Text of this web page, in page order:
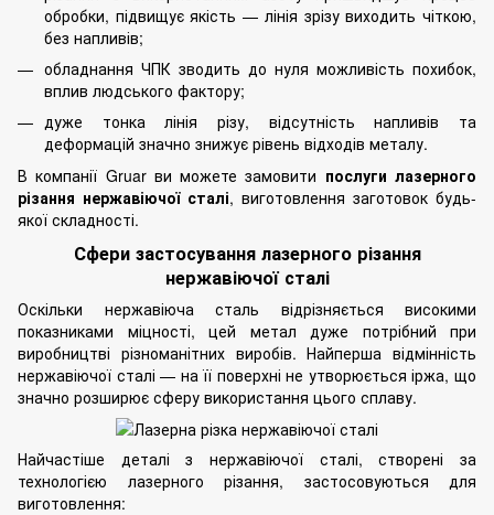
обробки, підвищує якість — лінія зрізу виходить чіткою,
без напливів;
обладнання ЧПК зводить до нуля можливість похибок,
вплив людського фактору;
дуже тонка лінія різу, відсутність напливів та
деформацій значно знижує рівень відходів металу.
Вкомпанії Gruar ви можете замовити послуги лазерного
різання нержавіючої сталі, виготовлення заготовок будь-
якої складності.
Сфери застосування лазерного різання
нержавіючої сталі
Оскільки нержавіюча сталь відрізняється високими
показниками міцності, цей метал дуже потрібний при
виробництві різноманітних виробів. Найперша відмінність
нержавіючої сталі — на її поверхні не утворюється іржа, що
значно розширює сферу використання цього сплаву.
Найчастіше деталі з нержавіючої сталі, створені за
технологією лазерного різання, застосовуються для
виготовлення: